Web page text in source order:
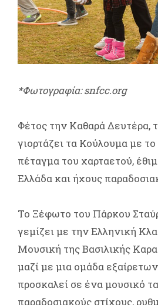
*Φωτογραφία: snfcc.org
Φέτος την Καθαρά Δευτέρα,
γιορτάζει τα Κούλουμα με
πέταγμα του χαρταετού,
Ελλάδα και ήχους
Το Ξέφωτο του Πάρκου
γεμίζει με την Ελληνική
Μουσική της Βασιλικής
μαζί με μια ομάδα
προσκαλεί σε ένα μουσικό
παραδοσιακούς στίχους,